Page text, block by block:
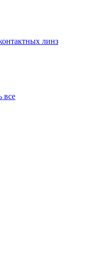
линз
все